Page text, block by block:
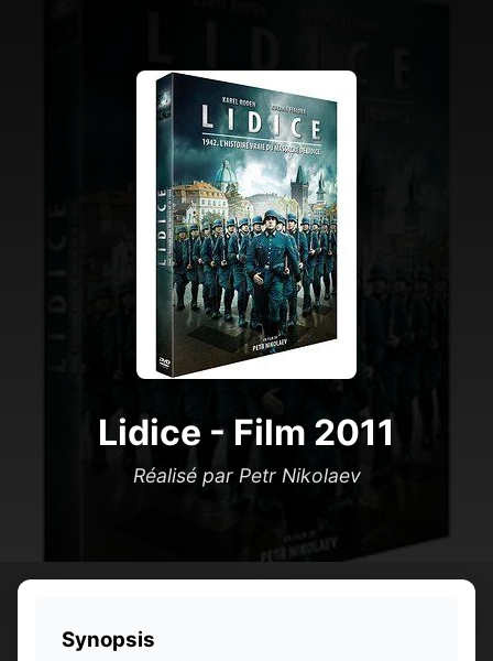
Lidice - Film 2011
Réalisé par Petr Nikolaev
Synopsis